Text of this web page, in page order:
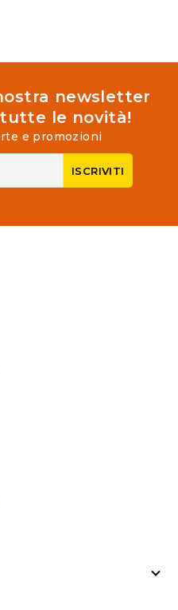
newsletter
le novità!
e promozioni